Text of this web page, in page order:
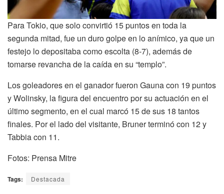
Para Tokio, que solo convirtió 15 puntos en toda la
segunda mitad, fue un duro golpe en lo anímico, ya que un
festejo lo depositaba como escolta (8-7), además de
tomarse revancha de la caída en su “templo”.
Los goleadores en el ganador fueron Gauna con 19 puntos
y Wolinsky, la figura del encuentro por su actuación en el
último segmento, en el cual marcó 15 de sus 18 tantos
finales. Por el lado del visitante, Bruner terminó con 12 y
Tabbia con 11.
Fotos: Prensa Mitre
Tags: Destacada